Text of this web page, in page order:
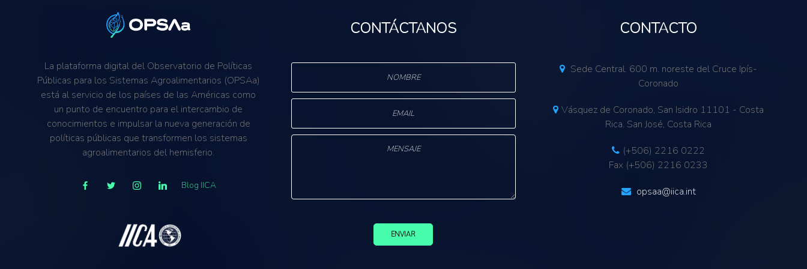
Resiliencia al cambio climático
Transición energética
La plataforma digital del Observatorio de Políticas
Públicas para los Sistemas Agroalimentarios (OPSAa)
está al servicio de los países de las Américas como
un punto de encuentro para el intercambio de
conocimientos e impulsar la nueva generación de
políticas públicas que transformen los sistemas
agroalimentarios del hemisferio.
Blog IICA
CONTÁCTANOS
ENVIAR
CONTACTO
Sede Central. 600 m. noreste del Cruce Ipís-
Coronado
Vásquez de Coronado, San Isidro 11101 - Costa
Rica. San José, Costa Rica
(+506) 2216 0222
Fax (+506) 2216 0233
opsaa@iica.int